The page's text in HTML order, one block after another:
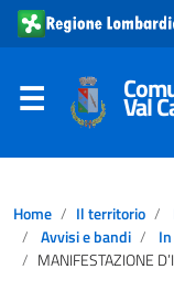
Val
Home Il territorio
Avvisi e bandi
MANIFESTAZIONE D’INTERESSE PER L’AFFITTO DELL’ALPE PASCOLIVO DI SEBOL DI